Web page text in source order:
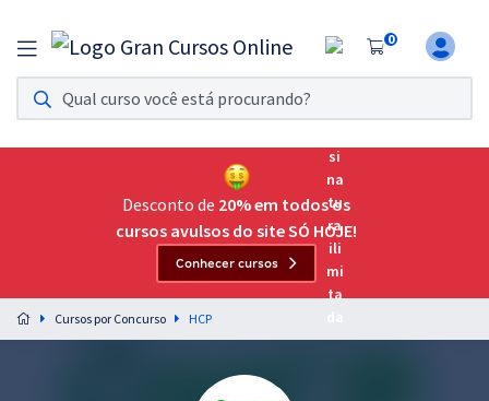
0
Assinatura Ilimitada 11
Acesso a todos os cursos. Teste grátis por 7 dias!
Assinatura OAB Até Passar
Acesso ilimitado a toda preparação para o Exame da
Preparação completa e intensiva para as principais
residências em saúde do Brasil
Desconto de 20% em todos os
cursos avulsos do site SÓ HOJE!
Conhecer cursos
Cursos por Concurso HCP